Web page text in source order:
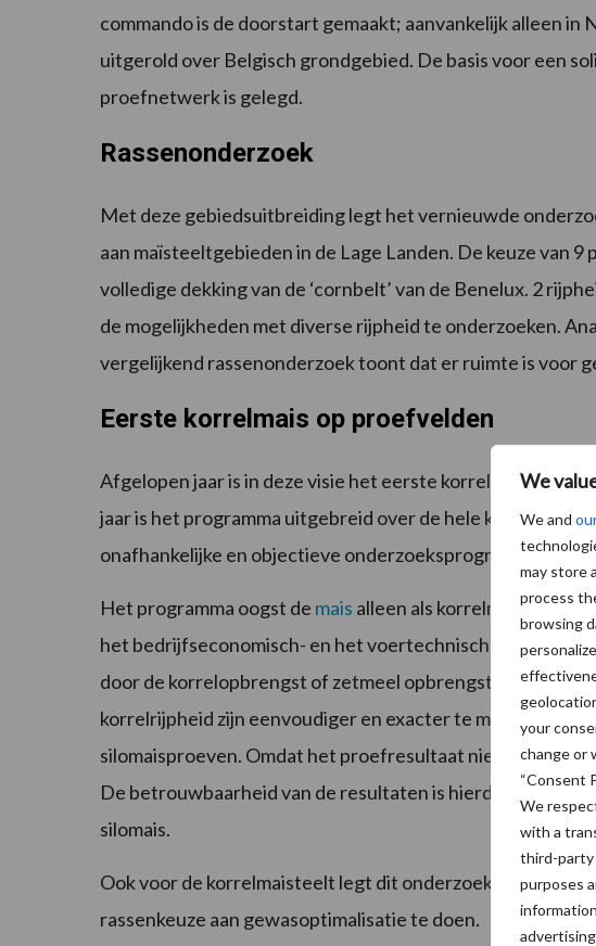
We
We and
may store
process
browsing
your
change or
“Consent
We
with a
third-party
purposes
commando is de doorstart gemaakt; aanvankelijk alleen in
uitgerold over Belgisch grondgebied. De basis voor een
proefnetwerk is gelegd.
Rassenonderzoek
Met deze gebiedsuitbreiding legt het vernieuwde
aan maïsteeltgebieden in de Lage Landen. De keuze van
volledige dekking van de ‘cornbelt’ van de Benelux. 2
de mogelijkheden met diverse rijpheid te onderzoeken.
vergelijkend rassenonderzoek toont dat er ruimte is voor
Eerste korrelmais op proefvelden
Afgelopen jaar is in deze visie het eerste korrelmais
jaar is het programma uitgebreid over de hele klimaatzone
onafhankelijke en objectieve onderzoeksprogramma
Het programma oogst de mais alleen als korrelmais. Die
het bedrijfseconomisch- en het voertechnisch belang van
door de korrelopbrengst of zetmeel opbrengst bepaald
korrelrijpheid zijn eenvoudiger en exacter te meten en
silomaisproeven. Omdat het proefresultaat niet door het
De betrouwbaarheid van de resultaten is hierdoor veel
silomais.
Ook voor de korrelmaisteelt legt dit onderzoek
rassenkeuze aan gewasoptimalisatie te doen.